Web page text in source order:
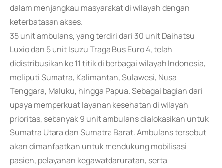
dalam menjangkau masyarakat di wilayah dengan
keterbatasan akses.
35 unit ambulans, yang terdiri dari 30 unit Daihatsu
Luxio dan 5 unit Isuzu Traga Bus Euro 4, telah
didistribusikan ke 11 titik di berbagai wilayah Indonesia,
meliputi Sumatra, Kalimantan, Sulawesi, Nusa
Tenggara, Maluku, hingga Papua. Sebagai bagian dari
upaya memperkuat layanan kesehatan di wilayah
prioritas, sebanyak 9 unit ambulans dialokasikan untuk
Sumatra Utara dan Sumatra Barat. Ambulans tersebut
akan dimanfaatkan untuk mendukung mobilisasi
pasien, pelayanan kegawatdaruratan, serta